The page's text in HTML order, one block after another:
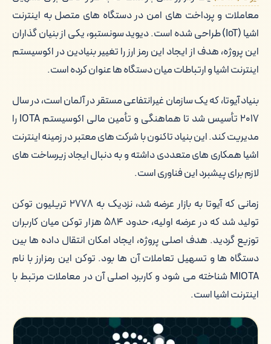
معاملات و پرداخت های امن در دستگاه های متصل به اینترنت
اشیا (IoT) طراحی شده است. دیوید سونستبو، یکی از بنیان گذاران
این پروژه، هدف از ایجاد این رمز ارز را تغییر بنیادین در اکوسیستم
اینترنت اشیا و ارتباطات میان دستگاه ها عنوان کرده است.
بنیاد آیوتا، که یک سازمان غیرانتفاعی مستقر در آلمان است، در سال
۲۰۱۷ تأسیس شد تا هماهنگی و تأمین مالی اکوسیستم IOTA را
مدیریت کند. این بنیاد تاکنون با شرکت های معتبر در زمینه اینترنت
اشیا همکاری های متعددی داشته و به دنبال ایجاد زیرساخت های
لازم برای پیشبرد این فناوری است.
زمانی که آیوتا به بازار عرضه شد، نزدیک به ۲۷۷۸ تریلیون توکن
تولید شد که در عرضه اولیه، حدود ۵۸۴ هزار توکن میان کاربران
توزیع گردید. هدف اصلی پروژه، ایجاد امکان انتقال داده ها بین
دستگاه ها و تسهیل تعاملات آن ها بود. توکن این رمزارز با نام
MIOTA شناخته می شود و کاربرد اصلی آن در معاملات مرتبط با
اینترنت اشیا است.